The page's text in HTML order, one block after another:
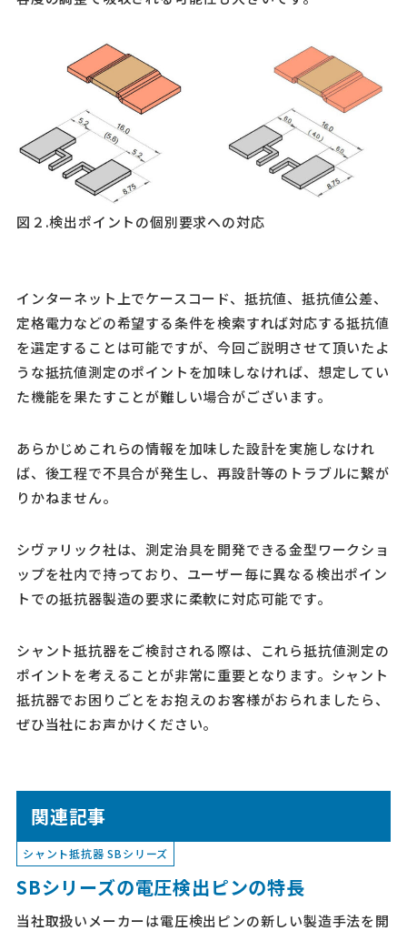
図２.検出ポイントの個別要求への対応
インターネット上でケースコード、抵抗値、抵抗値公差、
定格電力などの希望する条件を検索すれば対応する抵抗値
を選定することは可能ですが、今回ご説明させて頂いたよ
うな抵抗値測定のポイントを加味しなければ、想定してい
た機能を果たすことが難しい場合がございます。
あらかじめこれらの情報を加味した設計を実施しなけれ
ば、後工程で不具合が発生し、再設計等のトラブルに繋が
りかねません。
シヴァリック社は、測定治具を開発できる金型ワークショ
ップを社内で持っており、ユーザー毎に異なる検出ポイン
トでの抵抗器製造の要求に柔軟に対応可能です。
シャント抵抗器をご検討される際は、これら抵抗値測定の
ポイントを考えることが非常に重要となります。シャント
抵抗器でお困りごとをお抱えのお客様がおられましたら、
ぜひ当社にお声かけください。
関連記事
シャント抵抗器 SBシリーズ
SBシリーズの電圧検出ピンの特長
当社取扱いメーカーは電圧検出ピンの新しい製造手法を開